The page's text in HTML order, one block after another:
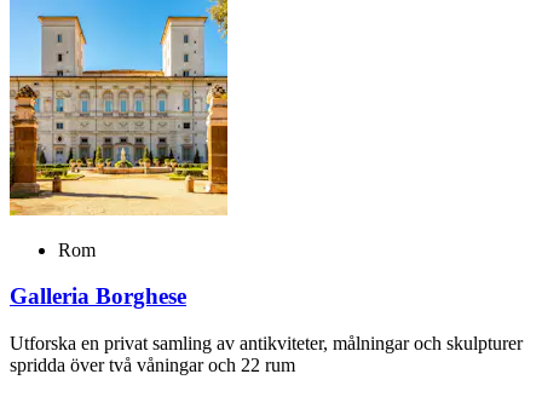
Rom
Galleria Borghese
Utforska en privat samling av antikviteter, målningar och skulpturer
spridda över två våningar och 22 rum